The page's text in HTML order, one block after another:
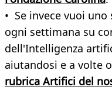
• Se invece vuoi
ogni settimana su
dell'Intelligenza
aiutandosi e a volte
rubrica Artifici del